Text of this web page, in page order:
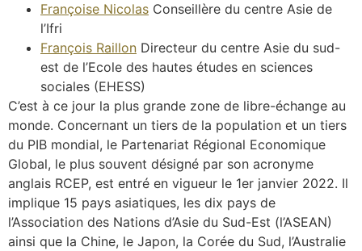
Françoise Nicolas Conseillère du centre Asie de
l’Ifri
François Raillon Directeur du centre Asie du sud-
est de l’Ecole des hautes études en sciences
sociales (EHESS)
C’est à ce jour la plus grande zone de libre-échange au
monde. Concernant un tiers de la population et un tiers
du PIB mondial, le Partenariat Régional Economique
Global, le plus souvent désigné par son acronyme
anglais RCEP, est entré en vigueur le 1er janvier 2022. Il
implique 15 pays asiatiques, les dix pays de
l’Association des Nations d’Asie du Sud-Est (l’ASEAN)
ainsi que la Chine, le Japon, la Corée du Sud, l’Australie